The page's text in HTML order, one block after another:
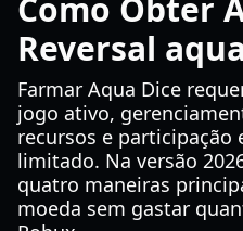
Como Obter
Reversal
Farmar Aqua Dice
jogo ativo,
recursos e participação
limitado. Na versão
quatro maneiras
moeda sem gastar